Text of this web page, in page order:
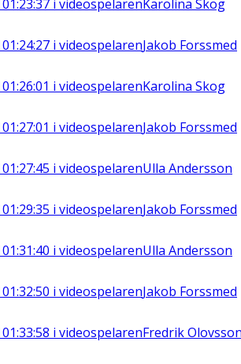
01:23:37 i videospelarenKarolina Skog
01:24:27 i videospelarenJakob Forssmed
01:26:01 i videospelarenKarolina Skog
01:27:01 i videospelarenJakob Forssmed
01:27:45 i videospelarenUlla Andersson
01:29:35 i videospelarenJakob Forssmed
01:31:40 i videospelarenUlla Andersson
01:32:50 i videospelarenJakob Forssmed
01:33:58 i videospelarenFredrik